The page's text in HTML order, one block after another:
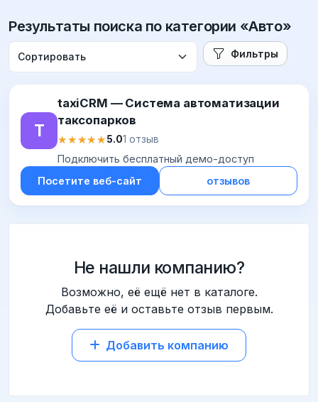
Результаты поиска по категории «Авто»
Фильтры
T
taxiCRM — Система автоматизации
таксопарков
★★★★★
★★★★★5.01 отзыв
Подключить бесплатный демо-доступ
Посетите веб-сайт
отзывов
Не нашли компанию?
Возможно, её ещё нет в каталоге.
Добавьте её и оставьте отзыв первым.
Добавить компанию